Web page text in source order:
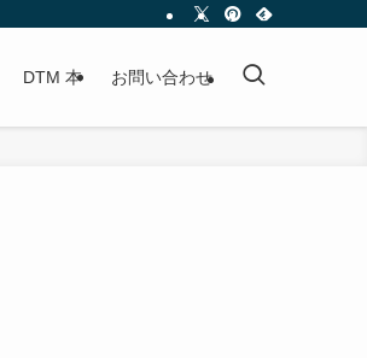
DTM 本 お問い合わせ